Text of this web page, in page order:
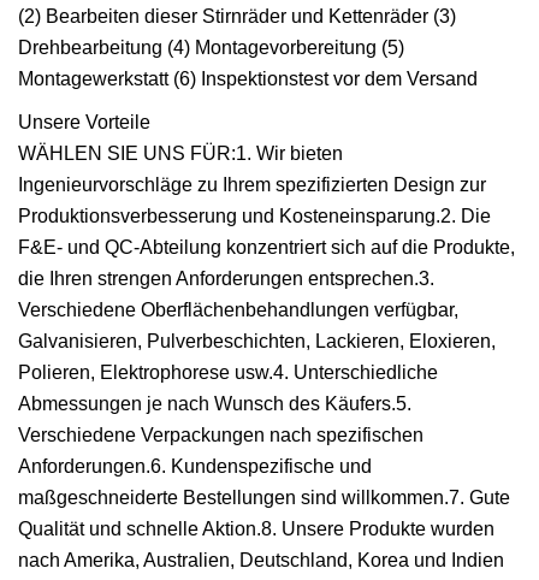
(2) Bearbeiten dieser Stirnräder und Kettenräder (3)
Drehbearbeitung (4) Montagevorbereitung (5)
Montagewerkstatt (6) Inspektionstest vor dem Versand
Unsere Vorteile
WÄHLEN SIE UNS FÜR:1. Wir bieten
Ingenieurvorschläge zu Ihrem spezifizierten Design zur
Produktionsverbesserung und Kosteneinsparung.2. Die
F&E- und QC-Abteilung konzentriert sich auf die Produkte,
die Ihren strengen Anforderungen entsprechen.3.
Verschiedene Oberflächenbehandlungen verfügbar,
Galvanisieren, Pulverbeschichten, Lackieren, Eloxieren,
Polieren, Elektrophorese usw.4. Unterschiedliche
Abmessungen je nach Wunsch des Käufers.5.
Verschiedene Verpackungen nach spezifischen
Anforderungen.6. Kundenspezifische und
maßgeschneiderte Bestellungen sind willkommen.7. Gute
Qualität und schnelle Aktion.8. Unsere Produkte wurden
nach Amerika, Australien, Deutschland, Korea und Indien